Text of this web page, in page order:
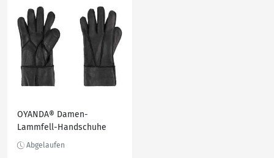
OYANDA® Damen-
Lammfell-Handschuhe